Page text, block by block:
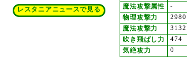
レスタニアニュースで見る
魔法攻撃属性
-
物理攻撃力
2980
魔法攻撃力
3132
吹き飛ばし力
474
気絶攻力
0